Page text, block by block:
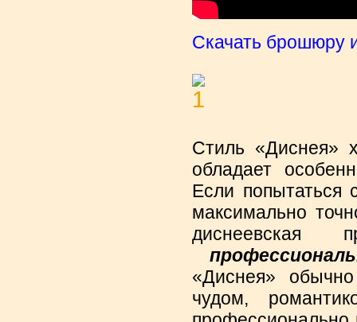
Скачать брошюру
Стиль «Диснея»
обладает
Если попытаться
максимально
«Диснея»
чудом,